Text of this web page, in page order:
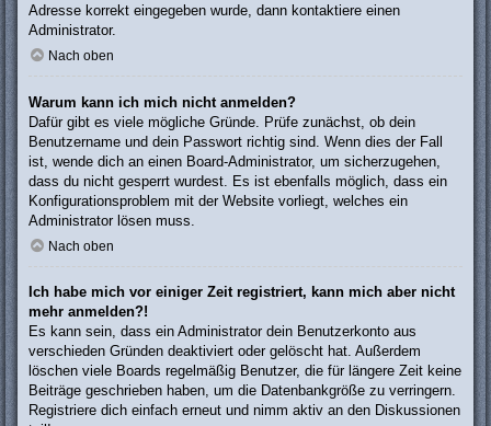
Adresse korrekt eingegeben wurde, dann kontaktiere einen
Administrator.
Nach oben
Warum kann ich mich nicht anmelden?
Dafür gibt es viele mögliche Gründe. Prüfe zunächst, ob dein
Benutzername und dein Passwort richtig sind. Wenn dies der Fall
ist, wende dich an einen Board-Administrator, um sicherzugehen,
dass du nicht gesperrt wurdest. Es ist ebenfalls möglich, dass ein
Konfigurationsproblem mit der Website vorliegt, welches ein
Administrator lösen muss.
Nach oben
Ich habe mich vor einiger Zeit registriert, kann mich aber nicht
mehr anmelden?!
Es kann sein, dass ein Administrator dein Benutzerkonto aus
verschieden Gründen deaktiviert oder gelöscht hat. Außerdem
löschen viele Boards regelmäßig Benutzer, die für längere Zeit keine
Beiträge geschrieben haben, um die Datenbankgröße zu verringern.
Registriere dich einfach erneut und nimm aktiv an den Diskussionen